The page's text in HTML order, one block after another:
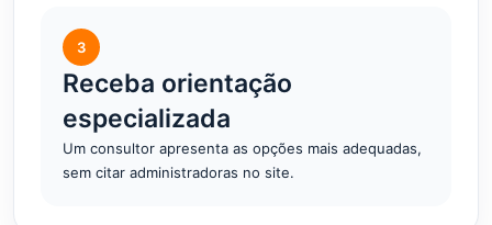
3
Receba orientação
especializada
Um consultor apresenta as opções mais adequadas,
sem citar administradoras no site.